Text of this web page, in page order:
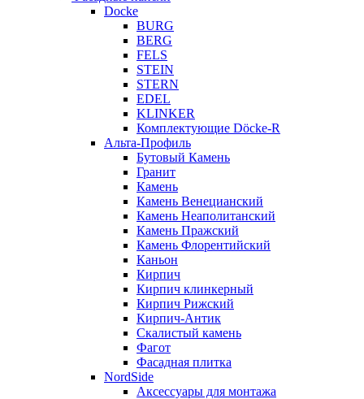
Docke
BURG
BERG
FELS
STEIN
STERN
EDEL
KLINKER
Комплектующие Döcke-R
Альта-Профиль
Бутовый Камень
Гранит
Камень
Камень Венецианский
Камень Неаполитанский
Камень Пражский
Камень Флорентийский
Каньон
Кирпич
Кирпич клинкерный
Кирпич Рижский
Кирпич-Антик
Скалистый камень
Фагот
Фасадная плитка
NordSide
Аксессуары для монтажа